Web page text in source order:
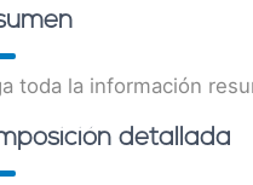
toda la información
detallada